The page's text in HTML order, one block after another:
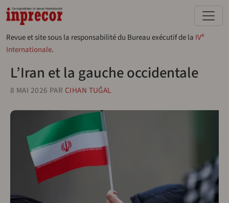
Aller au contenu principal
Revue et site sous la responsabilité du Bureau exécutif de la IVe
Internationale.
L’Iran et la gauche occidentale
8 MAI 2026 PAR CIHAN TUĞAL